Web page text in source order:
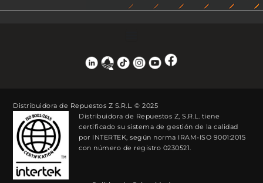
Distribuidora de Repuestos Z S.R.L. © 2025
Distribuidora de Repuestos Z, S.R.L. tiene
certificado su sistema de gestión de la calidad
por INTERTEK, según norma IRAM-ISO 9001:2015
con número de registro 0230521.